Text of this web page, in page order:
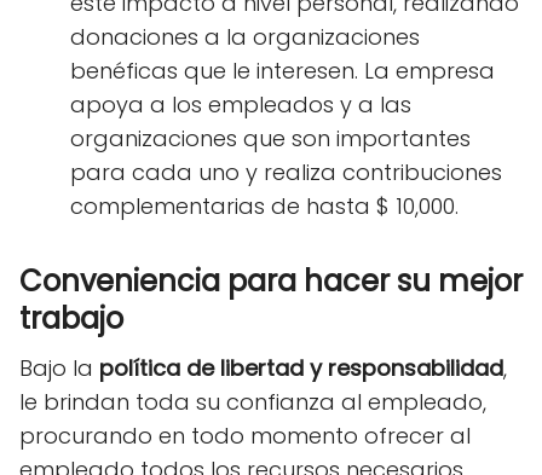
donaciones a la organizaciones
benéficas que le interesen. La empresa
apoya a los empleados y a las
organizaciones que son importantes
para cada uno y realiza contribuciones
complementarias de hasta $ 10,000.
Conveniencia para hacer su mejor
trabajo
Bajo la política de libertad y responsabilidad,
le brindan toda su confianza al empleado,
procurando en todo momento ofrecer al